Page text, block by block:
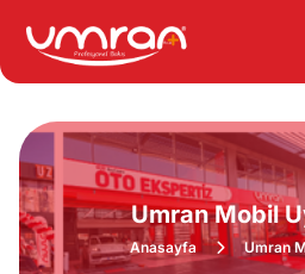
Umran Mobil
Anasayfa Umran